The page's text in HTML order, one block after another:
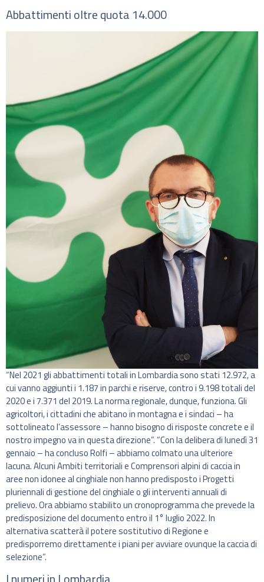
Abbattimenti oltre quota 14.000
“Nel 2021 gli abbattimenti totali in Lombardia sono stati 12.972, a
cui vanno aggiunti i 1.187 in parchi e riserve, contro i 9.198 totali del
2020 e i 7.371 del 2019. La norma regionale, dunque, funziona. Gli
agricoltori, i cittadini che abitano in montagna e i sindaci – ha
sottolineato l’assessore – hanno bisogno di risposte concrete e il
nostro impegno va in questa direzione”. “Con la delibera di lunedì 31
gennaio – ha concluso Rolfi – abbiamo colmato una ulteriore
lacuna. Alcuni Ambiti territoriali e Comprensori alpini di caccia in
aree non idonee al cinghiale non hanno predisposto i Progetti
pluriennali di gestione del cinghiale o gli interventi annuali di
prelievo. Ora abbiamo stabilito un cronoprogramma che prevede la
predisposizione del documento entro il 1° luglio 2022. In
alternativa scatterà il potere sostitutivo di Regione e
predisporremo direttamente i piani per avviare ovunque la caccia di
selezione”.